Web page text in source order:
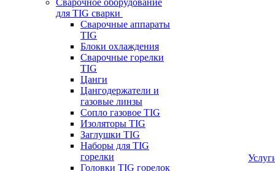
Сварочное оборудование
для TIG сварки
Сварочные аппараты
TIG
Блоки охлаждения
Сварочные горелки
TIG
Цанги
Цангодержатели и
газовые линзы
Сопло газовое TIG
Изоляторы TIG
Заглушки TIG
Наборы для TIG
горелки
Головки TIG горелок